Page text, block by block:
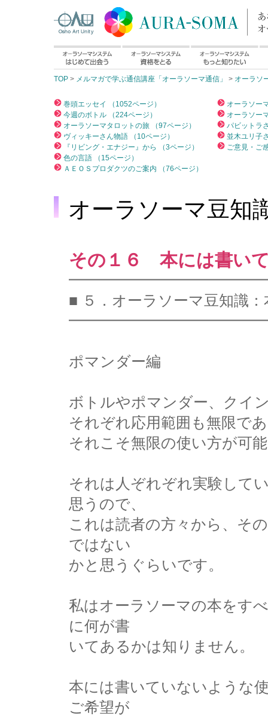
TOP > メルマガで学ぶ通信講座「オーラソーマ通信」 > オーラソ
巻頭エッセイ （1052ページ）
今週のボトル （224ページ）
オーラソーマタロットの旅 （97ページ）
ヴィッキーさん物語 （10ページ）
『リビング・エナジー』から （3ページ）
色の言語 （15ページ）
ＡＥＯＳプロダクツのご案内 （76ページ）
オーラソー
オーラソー
パビットラ
並木ユリ子
ご意見・ご
オーラソーマ豆知
その１６ 本には書い
■ ５．オーラソーマ豆知識
ポマンダー編
ボトルやポマンダー、クイ
それぞれ応用範囲も無限で
それこそ無限の使い方が可
それは人ぞれぞれ実験して
思うので、
これは読者の方々から、そ
ではない
かと思うぐらいです。
私はオーラソーマの本をす
に何が書
いてあるかは知りません。
本には書いていないような
ご希望が